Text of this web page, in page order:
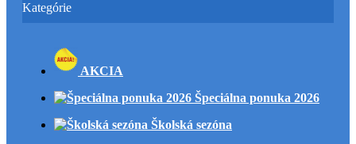
Kategórie
AKCIA
Špeciálna ponuka 2026
Školská sezóna